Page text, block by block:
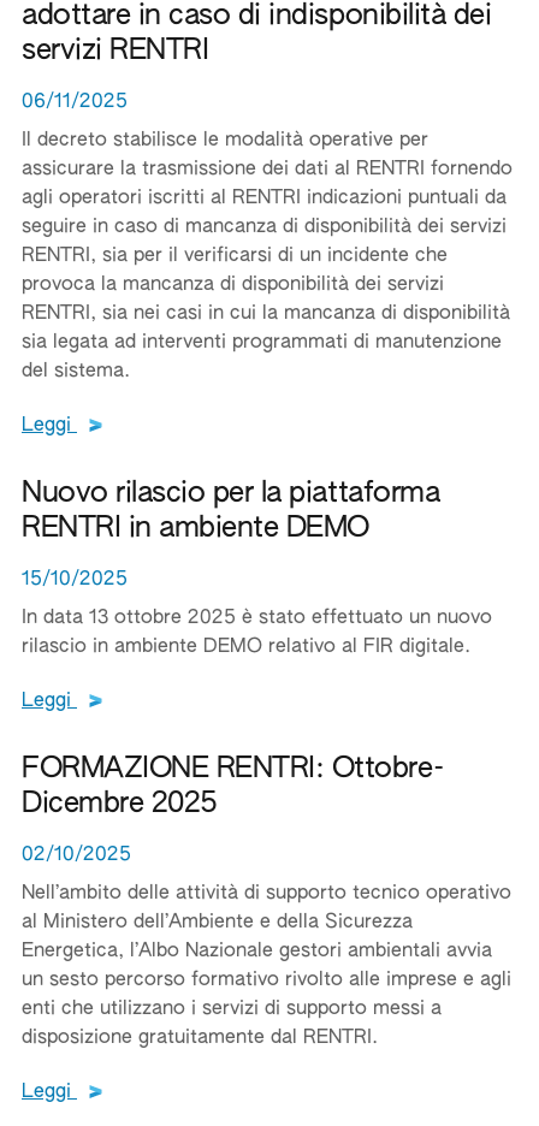
adottare in caso di indisponibilità dei
servizi RENTRI
06/11/2025
Il decreto stabilisce le modalità operative per
assicurare la trasmissione dei dati al RENTRI fornendo
agli operatori iscritti al RENTRI indicazioni puntuali da
seguire in caso di mancanza di disponibilità dei servizi
RENTRI, sia per il verificarsi di un incidente che
provoca la mancanza di disponibilità dei servizi
RENTRI, sia nei casi in cui la mancanza di disponibilità
sia legata ad interventi programmati di manutenzione
del sistema.
Leggi Leggi tutto il testo del documento
Nuovo rilascio per la piattaforma
RENTRI in ambiente DEMO
15/10/2025
In data 13 ottobre 2025 è stato effettuato un nuovo
rilascio in ambiente DEMO relativo al FIR digitale.
Leggi Leggi tutto il testo del documento
FORMAZIONE RENTRI: Ottobre-
Dicembre 2025
02/10/2025
Nell’ambito delle attività di supporto tecnico operativo
al Ministero dell’Ambiente e della Sicurezza
Energetica, l’Albo Nazionale gestori ambientali avvia
un sesto percorso formativo rivolto alle imprese e agli
enti che utilizzano i servizi di supporto messi a
disposizione gratuitamente dal RENTRI.
Leggi Leggi tutto il testo del documento